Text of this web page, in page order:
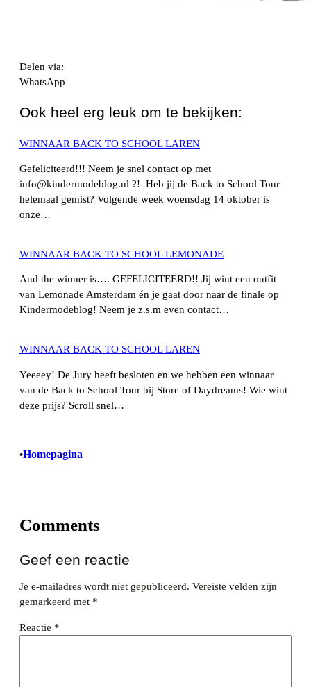
Delen via:
WhatsApp
Ook heel erg leuk om te bekijken:
WINNAAR BACK TO SCHOOL LAREN
Gefeliciteerd!!! Neem je snel contact op met
info@kindermodeblog.nl ?! Heb jij de Back to School Tour
helemaal gemist? Volgende week woensdag 14 oktober is
onze…
WINNAAR BACK TO SCHOOL LEMONADE
And the winner is…. GEFELICITEERD!! Jij wint een outfit
van Lemonade Amsterdam én je gaat door naar de finale op
Kindermodeblog! Neem je z.s.m even contact…
WINNAAR BACK TO SCHOOL LAREN
Yeeeey! De Jury heeft besloten en we hebben een winnaar
van de Back to School Tour bij Store of Daydreams! Wie wint
deze prijs? Scroll snel…
•Homepagina
Comments
Geef een reactie
Je e-mailadres wordt niet gepubliceerd. Vereiste velden zijn
gemarkeerd met *
Reactie *